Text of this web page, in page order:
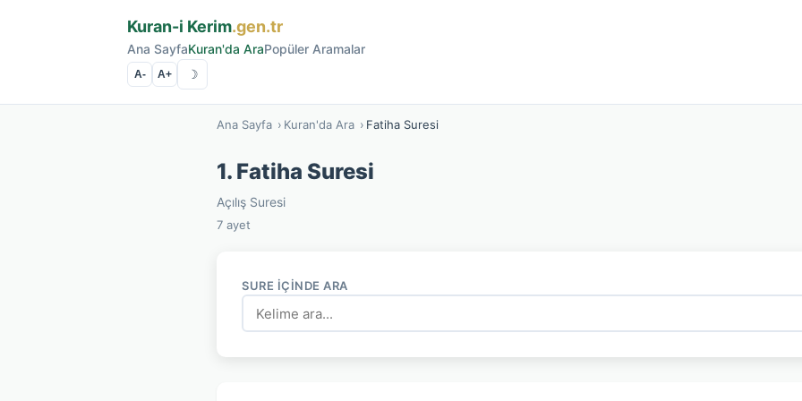
Kuran-i Kerim.gen.tr
Ana SayfaKuran'da AraPopüler Aramalar
A- A+ ☽
Ana Sayfa › Kuran'da Ara › Fatiha Suresi
1. Fatiha Suresi
Açılış Suresi
7 ayet
SURE İÇINDE ARA